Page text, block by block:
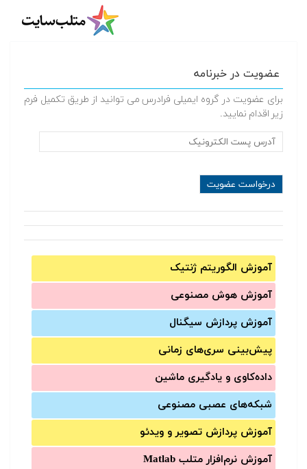
عضویت در خبرنامه
برای عضویت در گروه ایمیلی فرادرس می توانید از طریق تکمیل فرم
زیر اقدام نمایید.
آموزش الگوریتم ژنتیک
آموزش‌ هوش مصنوعی
آموزش‌ پردازش سیگنال
پیش‌‌بینی سری‌‌های زمانی
داده‌کاوی و یادگیری ماشین
شبکه‌های عصبی مصنوعی
آموزش‌ پردازش تصویر و ویدئو
آموزش‌ نرم‌افزار متلب Matlab